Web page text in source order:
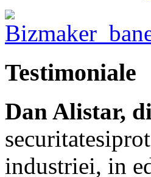
Testimoniale
Dan Alistar,
industriei, in